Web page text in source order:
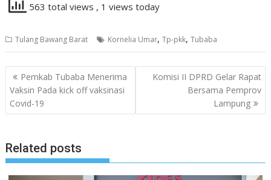
563 total views , 1 views today
Tulang Bawang Barat Kornelia Umar,Tp-pkk,Tubaba
Navigasi
pos
Pemkab Tubaba Menerima
Vaksin Pada kick off vaksinasi
Covid-19
Komisi II DPRD Gelar Rapat
Bersama Pemprov
Lampung
Related posts